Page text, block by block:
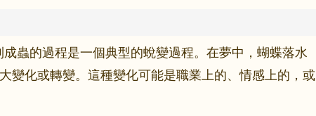
蟲的過程是一個典型的蛻變過程。在夢中，蝴蝶落水
變化或轉變。這種變化可能是職業上的、情感上的，或